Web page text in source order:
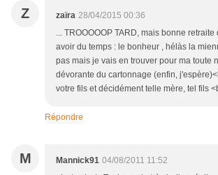
Z zaïra 28/04/2015 00:36
... TROOOOOP TARD, mais bonne
avoir du temps : le bonheur , hélàs la
pas mais je vais en trouver pour ma toute
dévorante du cartonnage (enfin,
votre fils et décidément telle mère, tel fils
Répondre
M Mannick91 04/08/2011 11:52